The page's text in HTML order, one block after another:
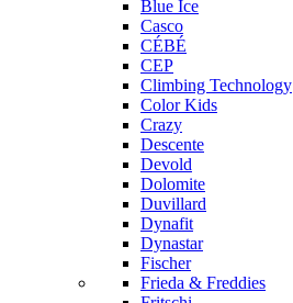
Blue Ice
Casco
CÉBÉ
CEP
Climbing Technology
Color Kids
Crazy
Descente
Devold
Dolomite
Duvillard
Dynafit
Dynastar
Fischer
Frieda & Freddies